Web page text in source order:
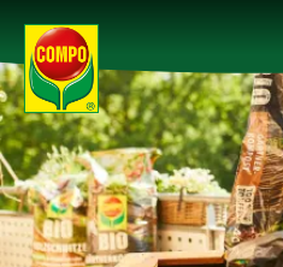
Producten
Advies